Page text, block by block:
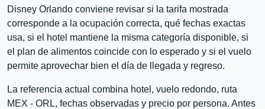
Disney Orlando conviene revisar si la tarifa mostrada
corresponde a la ocupación correcta, qué fechas exactas
usa, si el hotel mantiene la misma categoría disponible, si
el plan de alimentos coincide con lo esperado y si el vuelo
permite aprovechar bien el día de llegada y regreso.
La referencia actual combina hotel, vuelo redondo, ruta
MEX - ORL, fechas observadas y precio por persona. Antes